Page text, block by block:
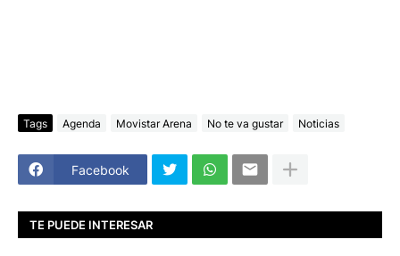
Tags Agenda Movistar Arena No te va gustar Noticias
Facebook
TE PUEDE INTERESAR